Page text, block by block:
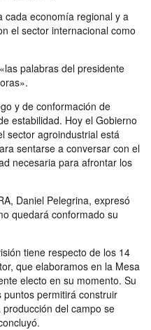
cada economía regional y a
el sector internacional como
palabras del presidente
y de conformación de
estabilidad. Hoy el Gobierno
sector agroindustrial está
sentarse a conversar con el
necesaria para afrontar los
Daniel Pelegrina, expresó
quedará conformado su
tiene respecto de los 14
que elaboramos en la Mesa
electo en su momento. Su
permitirá construir
del campo se